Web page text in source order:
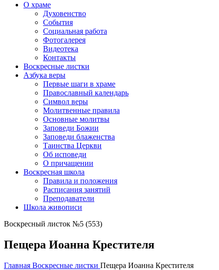
О храме
Духовенство
События
Социальная работа
Фотогалерея
Видеотека
Контакты
Воскресные листки
Азбука веры
Первые шаги в храме
Православный календарь
Символ веры
Молитвенные правила
Основные молитвы
Заповеди Божии
Заповеди блаженства
Таинства Церкви
Об исповеди
О причащении
Воскресная школа
Правила и положения
Расписания занятий
Преподаватели
Школа живописи
Воскресный листок №5 (553)
Пещера Иоанна Крестителя
Главная Воскресные листки Пещера Иоанна Крестителя